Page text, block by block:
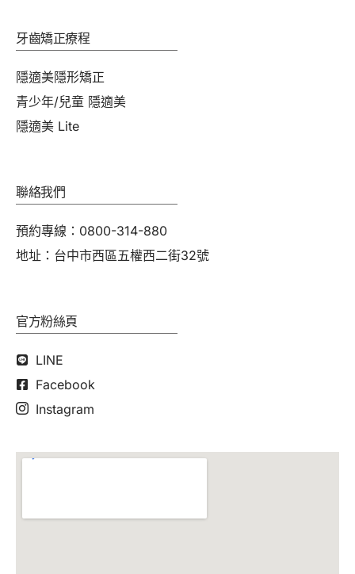
牙齒矯正療程
隱適美隱形矯正
青少年/兒童 隱適美
隱適美 Lite
聯絡我們
預約專線：0800-314-880
地址：台中市西區五權西二街32號
官方粉絲頁
LINE
Facebook
Instagram